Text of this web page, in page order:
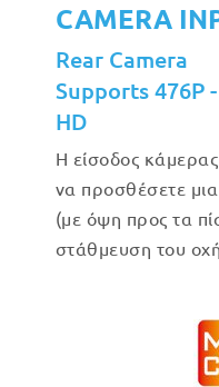
CAMERA
Rear Camera
Supports 476P
HD
Η είσοδος
να προσθέσετε
(με όψη προς τα
στάθμευση του